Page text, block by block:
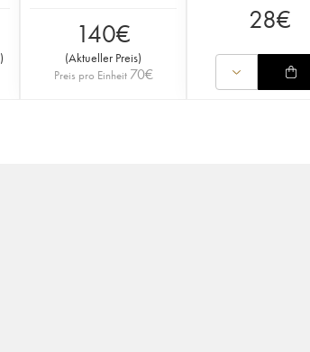
)
140€
(Aktueller Preis)
Preis pro Einheit 70€
28€